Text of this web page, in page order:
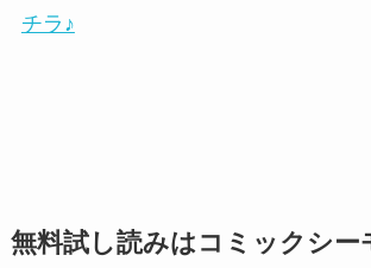
チラ♪
無料試し読みはコミックシー